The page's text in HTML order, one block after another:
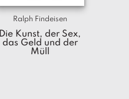
Ralph Findeisen
Die Kunst, der Sex,
das Geld und der
Müll